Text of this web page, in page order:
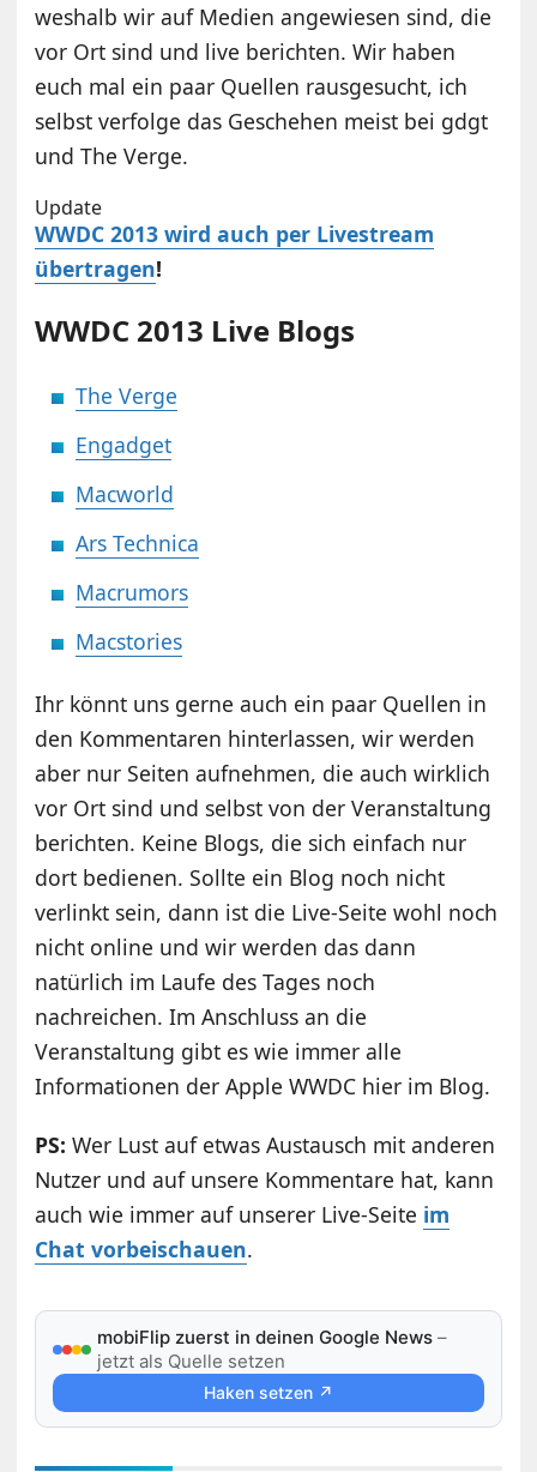
weshalb wir auf Medien angewiesen sind, die
vor Ort sind und live berichten. Wir haben
euch mal ein paar Quellen rausgesucht, ich
selbst verfolge das Geschehen meist bei gdgt
und The Verge.
Update
WWDC 2013 wird auch per Livestream
übertragen!
WWDC 2013 Live Blogs
The Verge
Engadget
Macworld
Ars Technica
Macrumors
Macstories
Ihr könnt uns gerne auch ein paar Quellen in
den Kommentaren hinterlassen, wir werden
aber nur Seiten aufnehmen, die auch wirklich
vor Ort sind und selbst von der Veranstaltung
berichten. Keine Blogs, die sich einfach nur
dort bedienen. Sollte ein Blog noch nicht
verlinkt sein, dann ist die Live-Seite wohl noch
nicht online und wir werden das dann
natürlich im Laufe des Tages noch
nachreichen. Im Anschluss an die
Veranstaltung gibt es wie immer alle
Informationen der Apple WWDC hier im Blog.
PS: Wer Lust auf etwas Austausch mit anderen
Nutzer und auf unsere Kommentare hat, kann
auch wie immer auf unserer Live-Seite im
Chat vorbeischauen.
mobiFlip zuerst in deinen Google News –
jetzt als Quelle setzen
Haken setzen ↗